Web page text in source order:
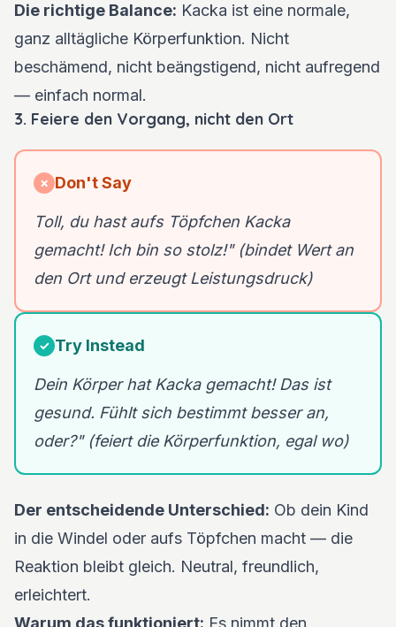
Die richtige Balance: Kacka ist eine normale,
ganz alltägliche Körperfunktion. Nicht
beschämend, nicht beängstigend, nicht aufregend
— einfach normal.
3. Feiere den Vorgang, nicht den Ort
✗ Don't Say
Toll, du hast aufs Töpfchen Kacka
gemacht! Ich bin so stolz!" (bindet Wert an
den Ort und erzeugt Leistungsdruck)
✓ Try Instead
Dein Körper hat Kacka gemacht! Das ist
gesund. Fühlt sich bestimmt besser an,
oder?" (feiert die Körperfunktion, egal wo)
Der entscheidende Unterschied: Ob dein Kind
in die Windel oder aufs Töpfchen macht — die
Reaktion bleibt gleich. Neutral, freundlich,
erleichtert.
Warum das funktioniert: Es nimmt den